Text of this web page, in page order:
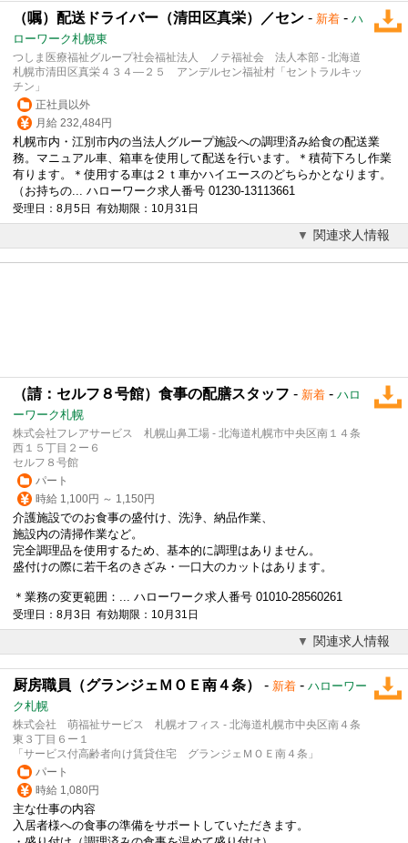
（嘱）配送ドライバー（清田区真栄）／セン - 新着 - ハ
ローワーク札幌東
つしま医療福祉グループ社会福祉法人 ノテ福祉会 法人本部 - 北海道
札幌市清田区真栄４３４―２５ アンデルセン福祉村「セントラルキッ
チン」
正社員以外
月給 232,484円
札幌市内・江別市内の当法人グループ施設への調理済み給食の配送業
務。マニュアル車、箱車を使用して配送を行います。＊積荷下ろし作業
有ります。＊使用する車は２ｔ車かハイエースのどちらかとなります。
（お持ちの... ハローワーク求人番号 01230-13113661
受理日：8月5日 有効期限：10月31日
関連求人情報
（請：セルフ８号館）食事の配膳スタッフ - 新着 - ハロ
ーワーク札幌
株式会社フレアサービス 札幌山鼻工場 - 北海道札幌市中央区南１４条
西１５丁目２ー６
セルフ８号館
パート
時給 1,100円 ～ 1,150円
介護施設でのお食事の盛付け、洗浄、納品作業、
施設内の清掃作業など。
完全調理品を使用するため、基本的に調理はありません。
盛付けの際に若干名のきざみ・一口大のカットはあります。
＊業務の変更範囲：... ハローワーク求人番号 01010-28560261
受理日：8月3日 有効期限：10月31日
関連求人情報
厨房職員（グランジェＭＯＥ南４条） - 新着 - ハローワー
ク札幌
株式会社 萌福祉サービス 札幌オフィス - 北海道札幌市中央区南４条
東３丁目６ー１
「サービス付高齢者向け賃貸住宅 グランジェＭＯＥ南４条」
パート
時給 1,080円
主な仕事の内容
入居者様への食事の準備をサポートしていただきます。